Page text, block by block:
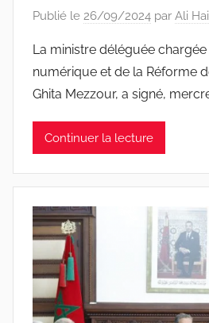
Publié le 26/09/2024 par Ali
La ministre déléguée
numérique et de la Réforme
Ghita Mezzour, a signé,
Continuer la lecture